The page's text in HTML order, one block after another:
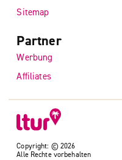
Copyright: © 2026
Alle Rechte vorbehalten
Sitemap
Partner
Werbung
Affiliates